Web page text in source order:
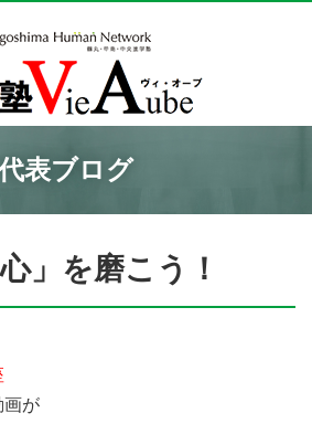
表ブログ
」を磨こう！
画が